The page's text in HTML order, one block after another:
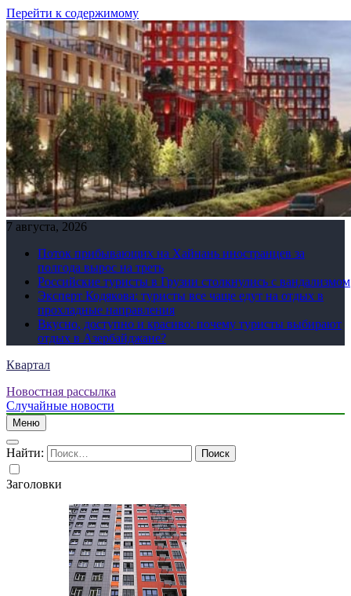
Перейти к содержимому
7 августа, 2026
Поток прибывающих на Хайнань иностранцев за
полгода вырос на треть
Российские туристы в Грузии столкнулись с вандализмом
Эксперт Кодякова: туристы все чаще едут на отдых в
прохладные направления
Вкусно, доступно и красиво: почему туристы выбирают
отдых в Азербайджане?
Квартал
Новостная рассылка
Случайные новости
Меню
Найти:
Заголовки